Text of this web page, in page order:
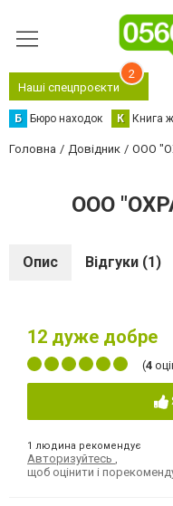
Наші спецпроєкти
2
Б Бюро находок К Книга
Головна Довідник ООО
ООО
Опис Відгуки (1)
12 дуже добре
(4
1 людина рекомендує
Авторизуйтесь
щоб оцінити і